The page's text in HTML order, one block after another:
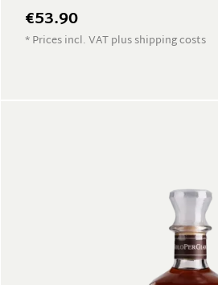
€53.90
* Prices incl. VAT plus shipping costs